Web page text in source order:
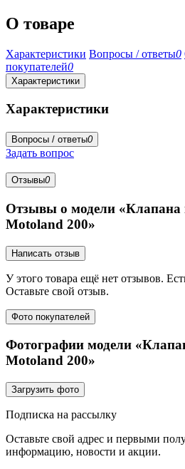
О товаре
Характеристики Вопросы / ответы0
покупателей0
Характеристики
Характеристики
Вопросы / ответы0
Задать вопрос
Отзывы0
Отзывы о модели «Клапана
Motoland 200»
Написать отзыв
У этого товара ещё нет отзывов.
Оставьте свой отзыв.
Фото покупателей
Фотографии модели
Motoland 200»
Загрузить фото
Подписка на рассылку
Оставьте свой адрес и первыми
информацию, новости и акции.